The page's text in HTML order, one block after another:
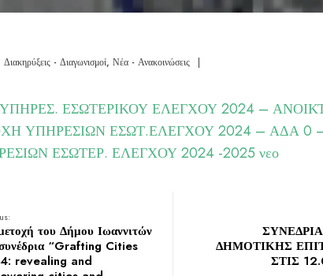
Διακηρύξεις - Διαγωνισμοί, Νέα - Ανακοινώσεις |
ΕΣΩΤΕΡΙΚΟΥ ΕΛΕΓΧΟΥ 2024 –
ΥΠΗΡΕΣΙΩΝ ΕΣΩΤ.ΕΛΕΓΧΟΥ 2024 – ΑΔΑ0
ΕΣΩΤΕΡ. ΕΛΕΓΧΟΥ 2024 -2025 νεο
του Δήμου Ιωαννιτών
“Grafting Cities
revealing and
ΔΗΜΟΤΙΚΗΣ
ΣΤΙΣ